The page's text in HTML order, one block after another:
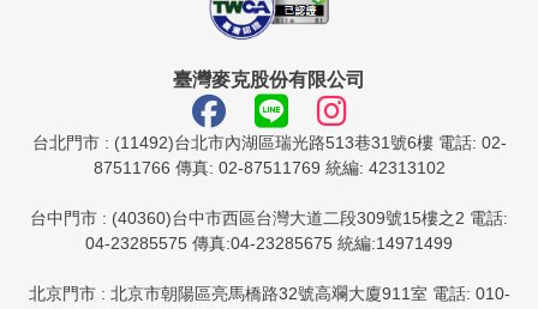
臺灣麥克股份有限公司
台北門市 : (11492)台北市內湖區瑞光路513巷31號6樓 電話: 02-
87511766 傳真: 02-87511769 統編: 42313102
台中門市 : (40360)台中市西區台灣大道二段309號15樓之2 電話:
04-23285575 傳真:04-23285675 統編:14971499
北京門市 : 北京市朝陽區亮馬橋路32號高斕大廈911室 電話: 010-